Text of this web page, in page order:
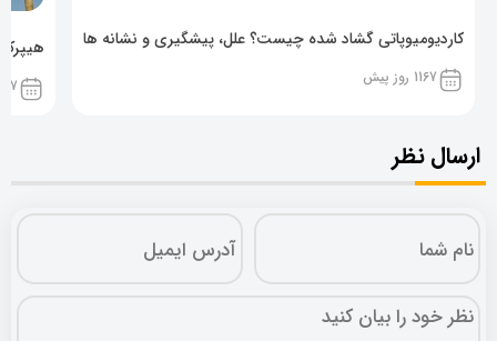
کاردیومیوپاتی گشاد شده چیست؟ علل، پیشگیری و نشانه ها
1167 روز پیش 1167
ارسال نظر